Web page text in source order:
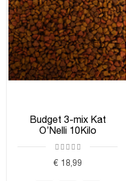
Budget 3-mix Kat
O’Nelli 10Kilo
€ 18,99